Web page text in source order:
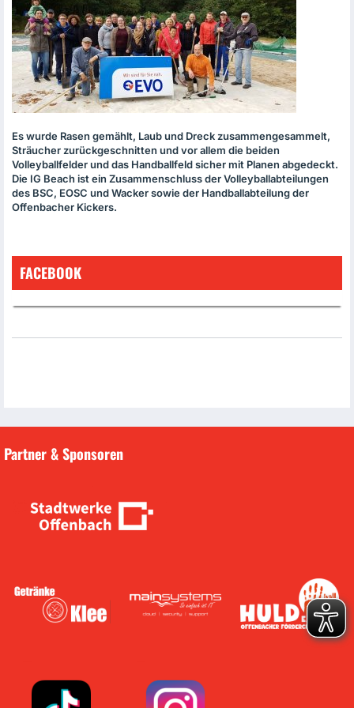
Es wurde Rasen gemählt, Laub und Dreck zusammengesammelt,
Sträucher zurückgeschnitten und vor allem die beiden
Volleyballfelder und das Handballfeld sicher mit Planen abgedeckt.
Die IG Beach ist ein Zusammenschluss der Volleyballabteilungen
des BSC, EOSC und Wacker sowie der Handballabteilung der
Offenbacher Kickers.
FACEBOOK
Partner & Sponsoren